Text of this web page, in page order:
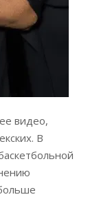
видео,
В